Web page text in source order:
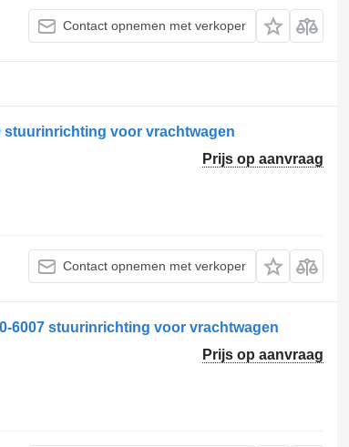
Contact opnemen met verkoper
stuurinrichting voor vrachtwagen
Prijs op aanvraag
Contact opnemen met verkoper
6007 stuurinrichting voor vrachtwagen
Prijs op aanvraag